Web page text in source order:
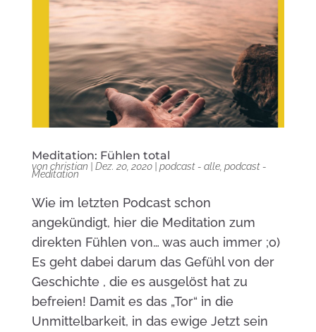
Meditation: Fühlen total
von christian Dez. 20, 2020| podcast - alle, podcast -
Meditation
Wie im letzten Podcast schon
angekündigt, hier die Meditation zum
direkten Fühlen von… was auch immer ;o)
Es geht dabei darum das Gefühl von der
Geschichte , die es ausgelöst hat zu
befreien! Damit es das „Tor“ in die
Unmittelbarkeit, in das ewige Jetzt sein